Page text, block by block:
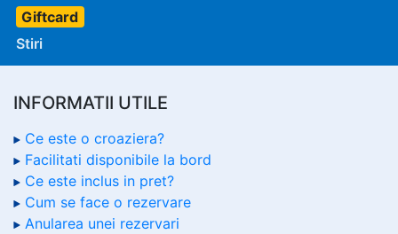
Giftcard
Stiri
INFORMATII UTILE
Ce este o croaziera?
Facilitati disponibile la bord
Ce este inclus in pret?
Cum se face o rezervare
Anularea unei rezervari